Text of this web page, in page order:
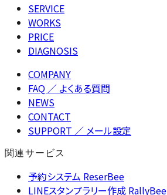
SERVICE
WORKS
PRICE
DIAGNOSIS
COMPANY
FAQ ／ よくある質問
NEWS
CONTACT
SUPPORT ／ メール設定
関連サービス
予約システム ReserBee
LINEスタンプラリー作成 RallyBee